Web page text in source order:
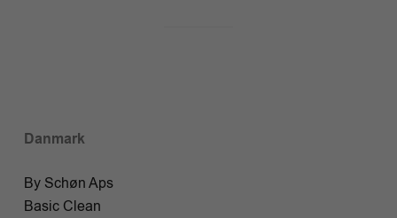
Danmark
By Schøn Aps
Basic Clean